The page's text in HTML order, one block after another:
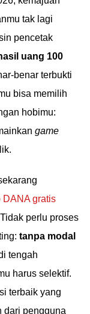
tak lagi
pencetak
uang 100
benar terbukti
bisa memilih
hobimu:
game
DANA gratis
perlu proses
tanpa modal
tengah
harus selektif.
terbaik yang
dari pengguna